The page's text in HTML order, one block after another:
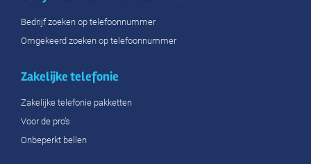
Bedrijf zoeken op telefoonnummer
Omgekeerd zoeken op telefoonnummer
Zakelijke telefonie
Zakelijke telefonie pakketten
Voor de pro’s
Onbeperkt bellen